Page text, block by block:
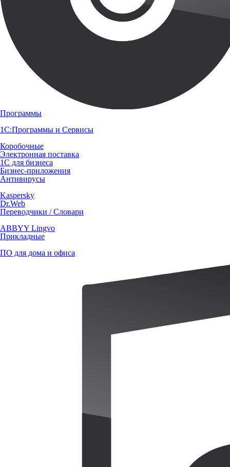
Программы
1С:Программы и Сервисы
Коробочные
Электронная поставка
1С для бизнеса
Бизнес-приложения
Антивирусы
Kaspersky
Dr.Web
Переводчики / Словари
ABBYY Lingvo
Прикладные
ПО для дома и офиса